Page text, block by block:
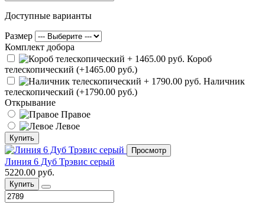
Доступные варианты
Размер
Комплект добора
Короб
телескопический (+1465.00 руб.)
Наличник
телескопический (+1790.00 руб.)
Открывание
Правое
Левое
Купить
Просмотр
Линия 6 Дуб Трэвис серый
5220.00 руб.
Купить